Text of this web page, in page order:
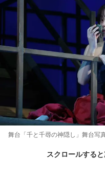
舞台「千と千尋の神隠し」舞台写
スクロールする